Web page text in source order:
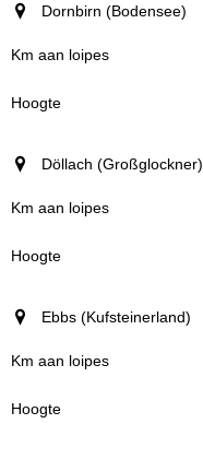
Dornbirn (Bodensee)
Döllach (Großglockner)
Ebbs (Kufsteinerland)